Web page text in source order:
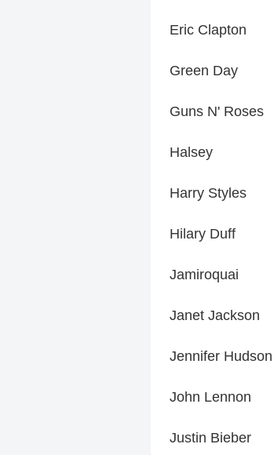
Eric Clapton
Green Day
Guns N' Roses
Halsey
Harry Styles
Hilary Duff
Jamiroquai
Janet Jackson
Jennifer Hudson
John Lennon
Justin Bieber